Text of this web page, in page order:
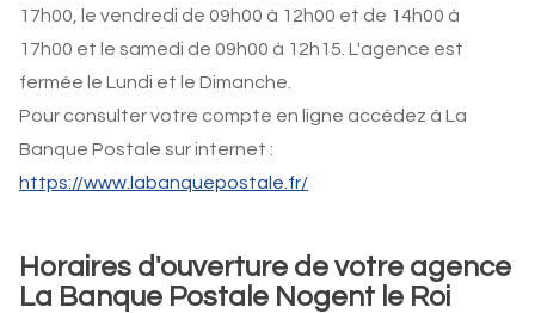
17h00, le vendredi de 09h00 à 12h00 et de 14h00 à
17h00 et le samedi de 09h00 à 12h15. L'agence est
fermée le Lundi et le Dimanche.
Pour consulter votre compte en ligne accédez à La
Banque Postale sur internet :
https://www.labanquepostale.fr/
Horaires d'ouverture de votre agence
La Banque Postale Nogent le Roi